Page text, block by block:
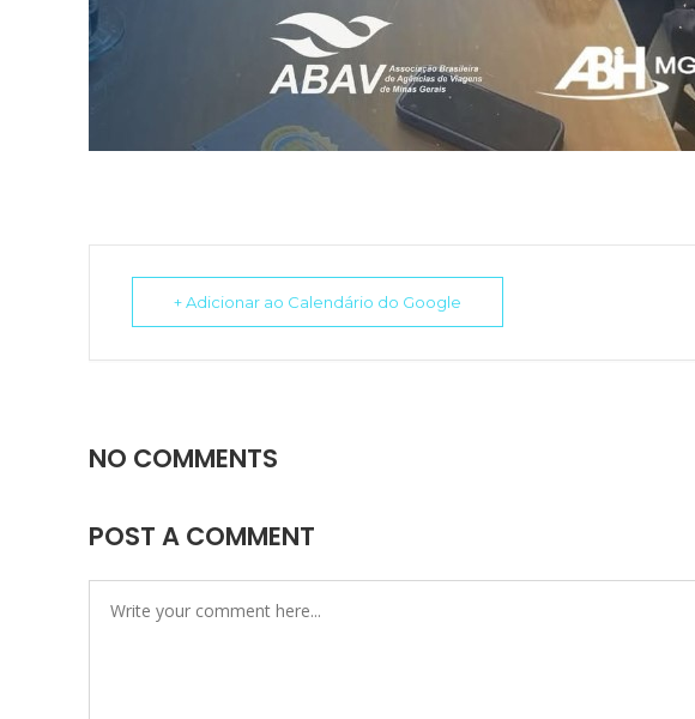
+ Adicionar ao Calendário do Google
NO COMMENTS
POST A COMMENT